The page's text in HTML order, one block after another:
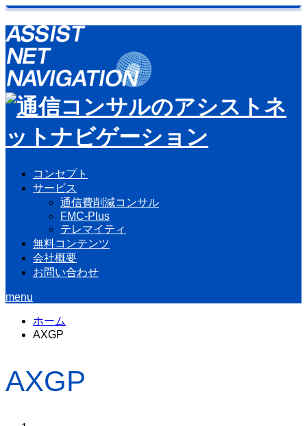
コンセプト
サービス
通信費削減コンサル
FMC-Plus
テレマイティ
無料コンテンツ
会社概要
お問い合わせ
menu
ホーム
AXGP
AXGP